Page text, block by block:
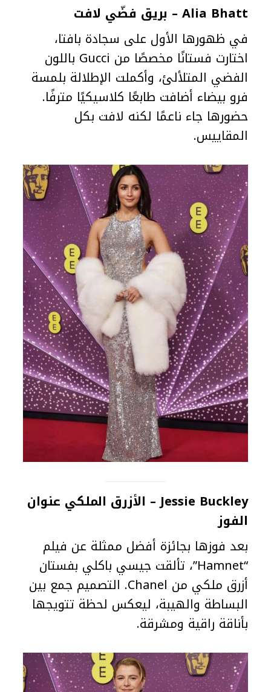
Alia Bhatt – بريق فضّي لافت
في ظهورها الأول على سجادة بافتا،
اختارت فستانًا مخصصًا من Gucci باللون
الفضي المتلألئ، وأكملت الإطلالة بلمسة
فرو بيضاء أضافت طابعًا كلاسيكيًا مترفًا.
حضورها جاء ناعمًا لكنه لافت بكل
المقاييس.
Jessie Buckley – الأزرق الملكي عنوان
الفوز
بعد فوزها بجائزة أفضل ممثلة عن فيلم
“Hamnet”، تألقت جيسي باكلي بفستان
أزرق ملكي من Chanel. التصميم جمع بين
البساطة والهيبة، ليعكس لحظة تتويجها
بأناقة راقية ومشرقة.